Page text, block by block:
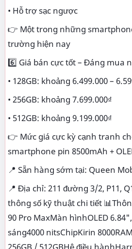
• Hỗ trợ sạc ngược
👉 Một trong những
trường hiện nay
6️⃣ Giá bán cực tốt – Đáng mua
• 128GB: khoảng 6.499.000 –
• 256GB: khoảng 7.699.000₫
• 512GB: khoảng 9.199.000₫
👉 Mức giá cực kỳ cạnh tranh
smartphone pin 8500mAh +
📍 Sẵn hàng sớm tại: Queen
📍 Địa chỉ: 211 đường 3/2, P11,
thông số kỹ thuật chi tiết
90 Pro MaxMàn hìnhOLED
sáng4000 nitsChipKirin
256GB / 512GBHệ điều